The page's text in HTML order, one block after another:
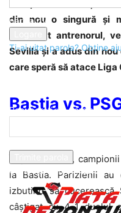
parola dvs
Ti-ai uitat parola? Obține
Recuperați-vă parola
O parola va fi trimisă pe
din nou o singură și
schimbat antrenorul,
Sevilla și a adus din
care speră să atace Liga
Bastia vs.
În primul meci,
la Bastia. Parizienii
izbutind să
câștigat cu 4-1 duelul